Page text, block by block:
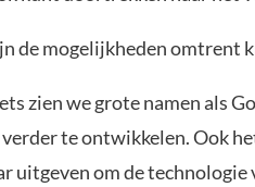
de mogelijkheden omtrent
zien we grote namen als
te ontwikkelen. Ook
uitgeven om de